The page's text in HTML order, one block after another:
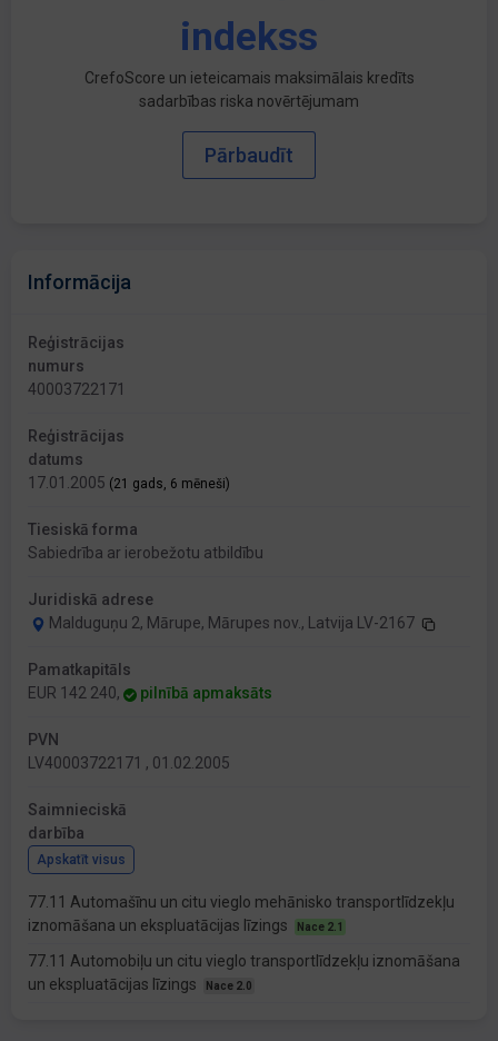
indekss
CrefoScore un ieteicamais maksimālais kredīts
sadarbības riska novērtējumam
Pārbaudīt
Informācija
Reģistrācijas
numurs
40003722171
Reģistrācijas
datums
17.01.2005 (21 gads, 6 mēneši)
Tiesiskā forma
Sabiedrība ar ierobežotu atbildību
Juridiskā adrese
Malduguņu 2, Mārupe, Mārupes nov., Latvija LV-2167
Pamatkapitāls
EUR 142 240,
pilnībā apmaksāts
PVN
LV40003722171 , 01.02.2005
Saimnieciskā
darbība
Apskatīt visus
77.11 Automašīnu un citu vieglo mehānisko transportlīdzekļu
iznomāšana un ekspluatācijas līzings
Nace 2.1
77.11 Automobiļu un citu vieglo transportlīdzekļu iznomāšana
un ekspluatācijas līzings
Nace 2.0